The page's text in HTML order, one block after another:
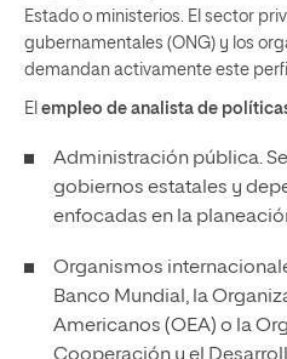
Estado o ministerios. El sector
gubernamentales (ONG) y los
demandan activamente este
El empleo de analista de
Administración pública.
gobiernos estatales y
enfocadas en la
Organismos
Banco Mundial, la
Americanos (OEA) o la
Cooperación y el